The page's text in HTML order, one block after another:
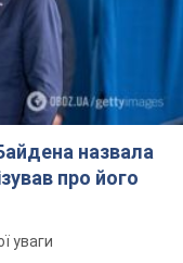
назвала
про його
уваги